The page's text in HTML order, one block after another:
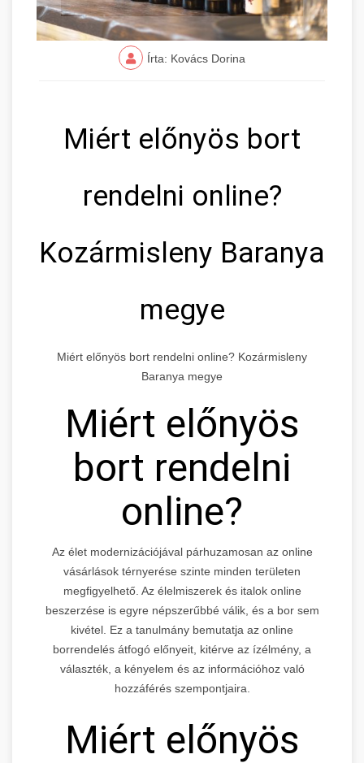
Írta: Kovács Dorina
Miért előnyös bort
rendelni online?
Kozármisleny Baranya
megye
Miért előnyös bort rendelni online? Kozármisleny
Baranya megye
Miért előnyös
bort rendelni
online?
Az élet modernizációjával párhuzamosan az online
vásárlások térnyerése szinte minden területen
megfigyelhető. Az élelmiszerek és italok online
beszerzése is egyre népszerűbbé válik, és a bor sem
kivétel. Ez a tanulmány bemutatja az online
borrendelés átfogó előnyeit, kitérve az ízélmény, a
választék, a kényelem és az információhoz való
hozzáférés szempontjaira.
Miért előnyös